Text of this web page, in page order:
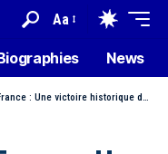
Aa
News
: Une victoire historique des Éléphants